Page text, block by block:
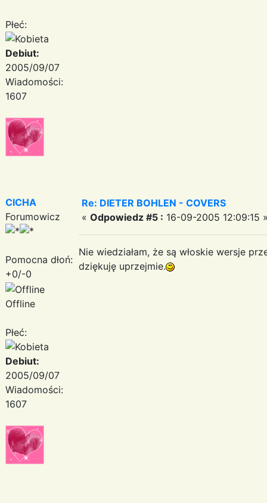
Płeć:
Debiut:
2005/09/07
Wiadomości:
1607
CICHA
Forumowicz
Pomocna dłoń:
+0/-0
Offline
Płeć:
Debiut:
2005/09/07
Wiadomości:
1607
Re: DIETER BOHLEN - COVERS
« Odpowiedz #5 : 16-09-2005 12:09:15
Nie wiedziałam, że są włoskie wersje
dziękuję uprzejmie.